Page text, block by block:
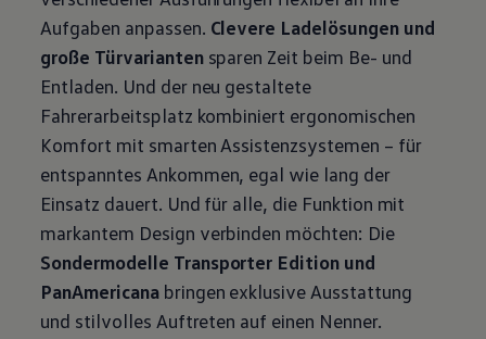
Aufgaben anpassen. Clevere Ladelösungen und
große Türvariantensparen Zeit beim Be- und
Entladen. Und der neu gestaltete
Fahrerarbeitsplatz kombiniert ergonomischen
Komfort mit smarten Assistenzsystemen – für
entspanntes Ankommen, egal wie lang der
Einsatz dauert. Und für alle, die Funktion mit
markantem Design verbinden möchten: Die
Sondermodelle Transporter Edition und
PanAmericanabringen exklusive Ausstattung
und stilvolles Auftreten auf einen Nenner.